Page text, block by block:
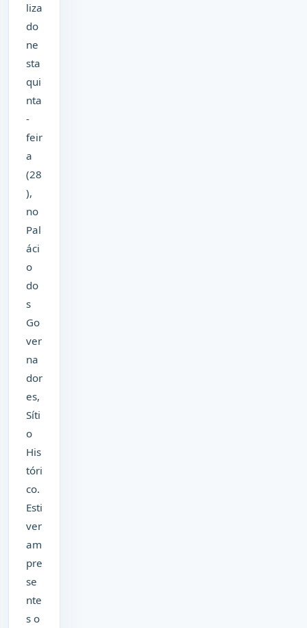
liza
do
ne
sta
qui
nta
-
feir
a
(28
),
no
Pal
áci
o
do
s
Go
ver
na
dor
es,
Síti
o
His
tóri
co.
Esti
ver
am
pre
se
nte
s o